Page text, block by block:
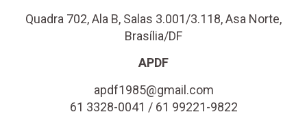
Quadra 702, Ala B, Salas 3.001/3.118, Asa Norte,
Brasília/DF
APDF
apdf1985@gmail.com
61 3328-0041 / 61 99221-9822